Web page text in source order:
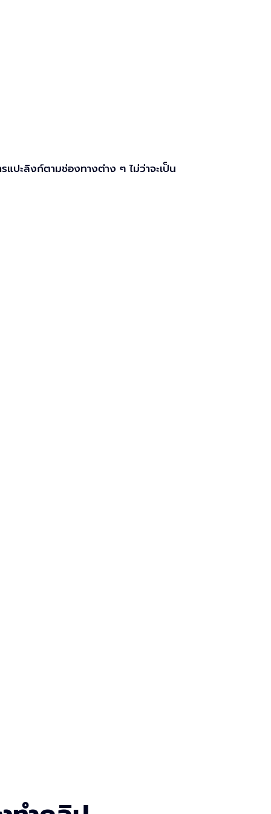
แปะลิงก์ตามช่องทางต่าง ๆ ไม่ว่าจะเป็น